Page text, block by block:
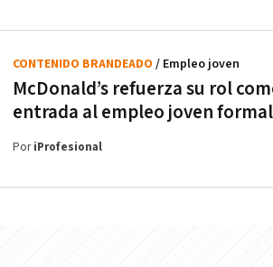
McDonald’s refuerza su rol
entrada al empleo joven
CONTENIDO BRANDEADO / Empleo joven
PoriProfesional